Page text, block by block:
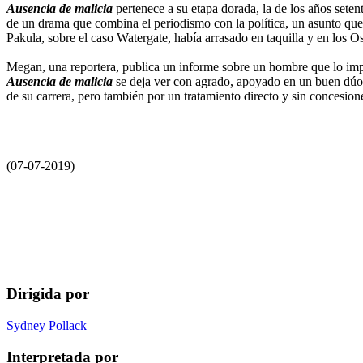
Ausencia de malicia pertenece a su etapa dorada, la de los años
de un drama que combina el periodismo con la política, un asunto
Pakula, sobre el caso Watergate, había arrasado en taquilla y en los
Megan, una reportera, publica un informe sobre un hombre que lo
Ausencia de malicia se deja ver con agrado, apoyado en un buen
de su carrera, pero también por un tratamiento directo y sin
(07-07-2019)
Dirigida por
Sydney Pollack
Interpretada por